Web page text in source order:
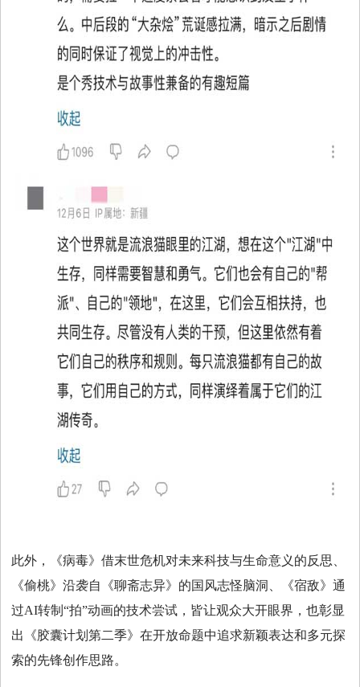
此外，《病毒》借末世危机对未来科技与生命意义的反思、
《偷桃》沿袭自《聊斋志异》的国风志怪脑洞、《宿敌》通
过AI转制“拍”动画的技术尝试，皆让观众大开眼界，也彰显
出《胶囊计划第二季》在开放命题中追求新颖表达和多元探
索的先锋创作思路。